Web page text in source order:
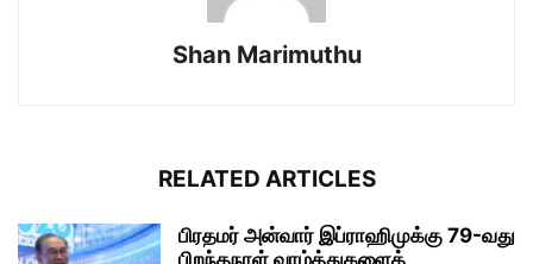
Shan Marimuthu
RELATED ARTICLES
பிரதமர் அன்வார் இப்ராஹிமுக்கு 79-வது
பிறந்தநாள் வாழ்த்துகளைத்